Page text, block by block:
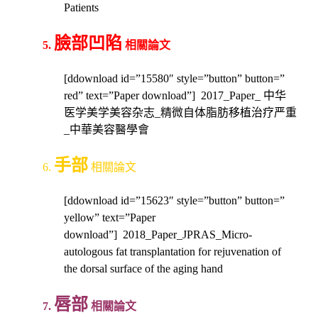
Patients
5. 臉部凹陷 相關論文
[ddownload id=”15580″ style=”button” button=”
red” text=”Paper download”] 2017_Paper_ 中华
医学美学美容杂志_精微自体脂肪移植治疗严重
_中華美容醫學會
6. 手部 相關論文
[ddownload id=”15623″ style=”button” button=”
yellow” text=”Paper
download”] 2018_Paper_JPRAS_Micro-
autologous fat transplantation for rejuvenation of
the dorsal surface of the aging hand
7. 唇部 相關論文